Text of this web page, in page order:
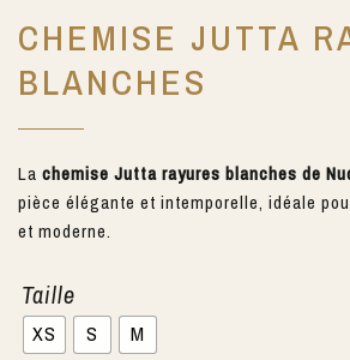
CHEMISE JUTTA
BLANCHES
La chemise Jutta rayures blanches de
pièce élégante et intemporelle, idéale
et moderne.
Taille
XS S M